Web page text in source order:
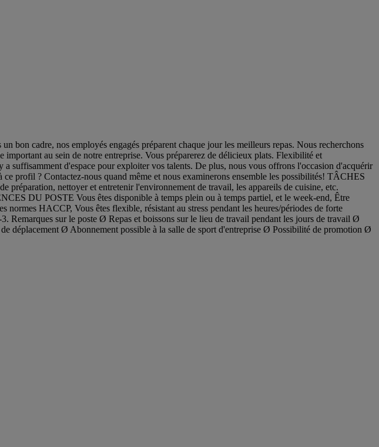
bon cadre, nos employés engagés préparent chaque jour les meilleurs repas. Nous recherchons
au sein de notre entreprise. Vous préparerez de délicieux plats. Flexibilité et
suffisamment d'espace pour exploiter vos talents. De plus, nous vous offrons l'occasion d'acquérir
profil ? Contactez-nous quand même et nous examinerons ensemble les possibilités! TÂCHES
préparation, nettoyer et entretenir l'environnement de travail, les appareils de cuisine, etc.
DU POSTE Vous êtes disponible à temps plein ou à temps partiel, et le week-end, Être
normes HACCP, Vous êtes flexible, résistant au stress pendant les heures/périodes de forte
sur le poste Ø Repas et boissons sur le lieu de travail pendant les jours de travail Ø
déplacement Ø Abonnement possible à la salle de sport d'entreprise Ø Possibilité de promotion Ø